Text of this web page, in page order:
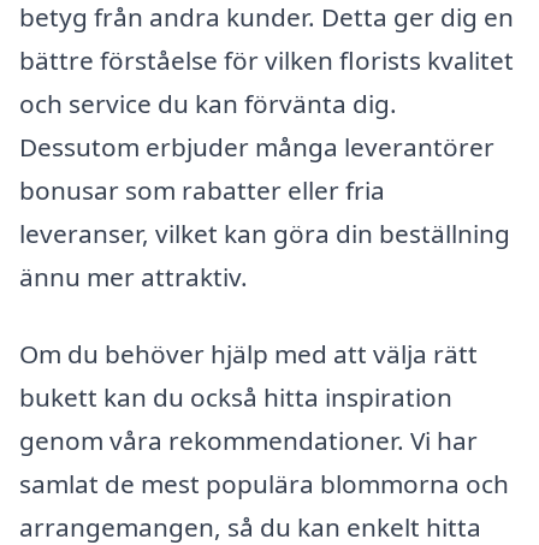
betyg från andra kunder. Detta ger dig en
bättre förståelse för vilken florists kvalitet
och service du kan förvänta dig.
Dessutom erbjuder många leverantörer
bonusar som rabatter eller fria
leveranser, vilket kan göra din beställning
ännu mer attraktiv.
Om du behöver hjälp med att välja rätt
bukett kan du också hitta inspiration
genom våra rekommendationer. Vi har
samlat de mest populära blommorna och
arrangemangen, så du kan enkelt hitta